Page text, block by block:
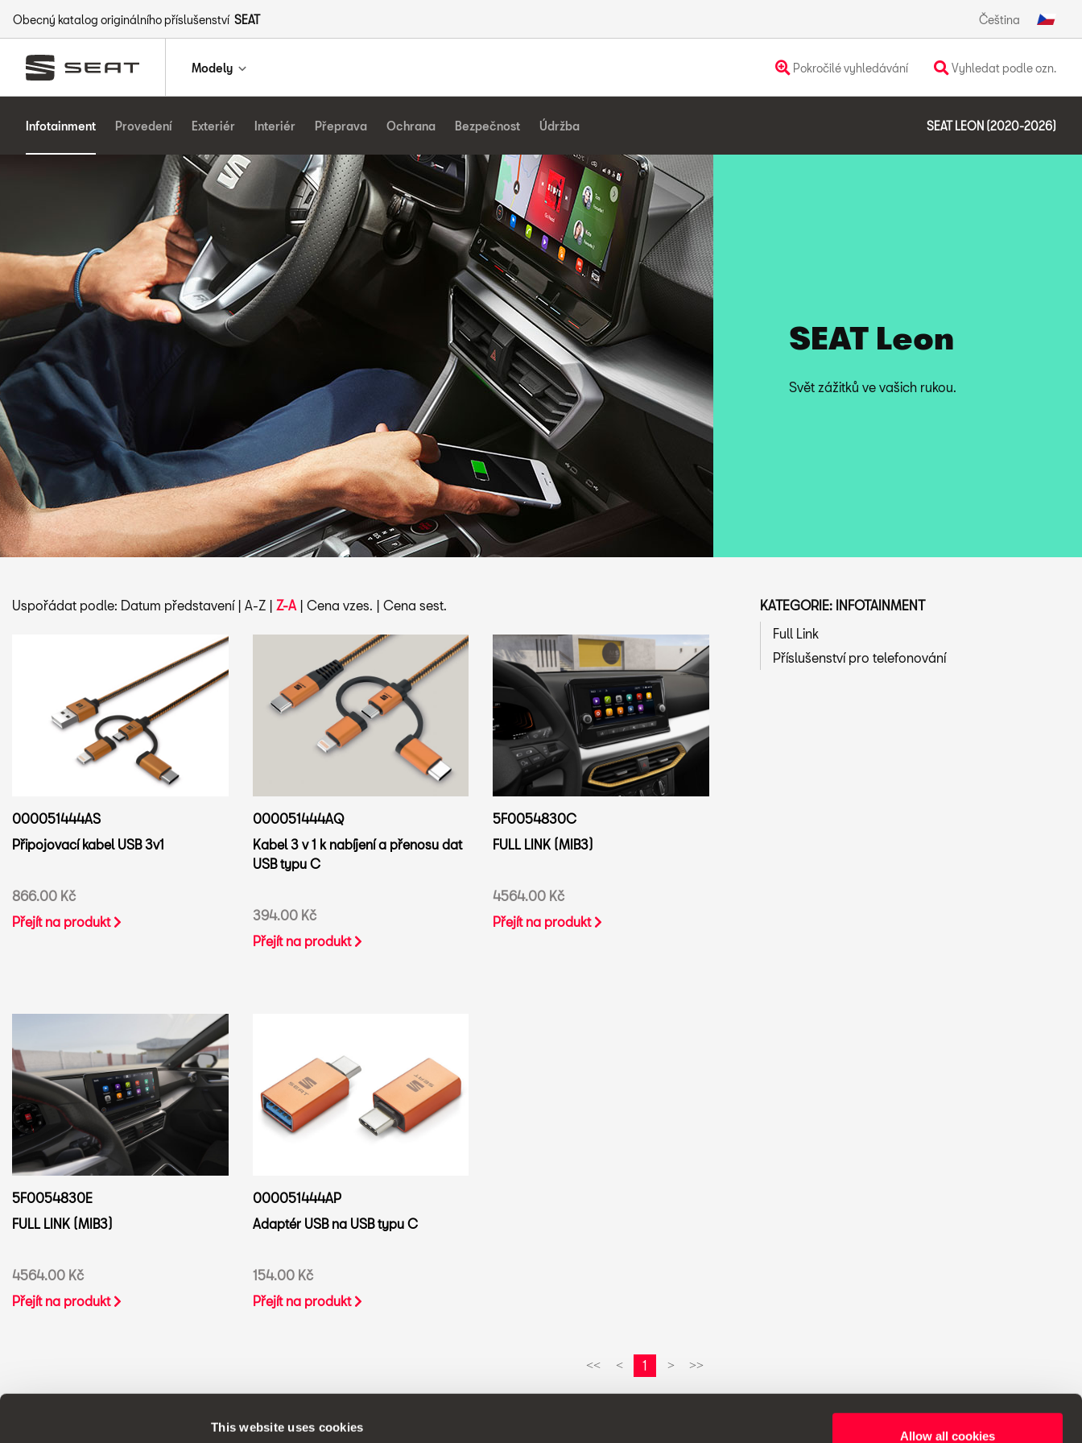
This website uses cookies
Allow all cookies
Obecný katalog originálního příslušenství SEAT Čeština
Modely Pokročilé vyhledávání Vyhledat podle ozn.
Infotainment Provedení Exteriér Interiér Přeprava Ochrana Bezpečnost Údržba SEAT LEON (2020-2026)
SEAT Leon
Svět zážitků ve vašich rukou.
Uspořádat podle: Datum představení| A-Z | Z-A | Cena vzes. | Cena sest.
000051444AS
Připojovací kabel USB 3v1
866.00 Kč
Přejít na produkt
000051444AQ
Kabel 3 v 1 k nabíjení a přenosu dat
USB typu C
394.00 Kč
Přejít na produkt
5F0054830C
FULL LINK (MIB3)
4564.00 Kč
Přejít na produkt
5F0054830E
FULL LINK (MIB3)
4564.00 Kč
Přejít na produkt
000051444AP
Adaptér USB na USB typu C
154.00 Kč
Přejít na produkt
<< < 1 > >>
KATEGORIE: INFOTAINMENT
Full Link
Příslušenství pro telefonování